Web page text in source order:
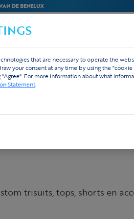
DE BENELUX
BEDRIJVEN
Running
–
trisuits, tops, shorts en
that are necessary to operate the
your consent at any time by using the
For more information about what
Statement.